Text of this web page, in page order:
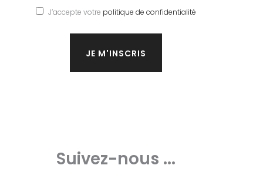
J’accepte votre politique de confidentialité
Suivez-nous ...